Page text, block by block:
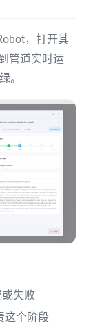
，打开其
管道实时运
。
失败
这个阶段